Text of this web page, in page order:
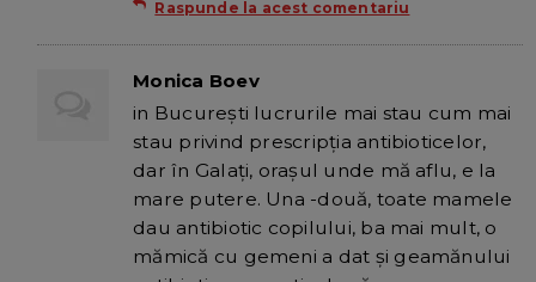
Raspunde la acest comentariu
Monica Boev
in Bucureşti lucrurile mai stau cum mai
stau privind prescripţia antibioticelor,
dar în Galaţi, oraşul unde mă aflu, e la
mare putere. Una -două, toate mamele
dau antibiotic copilului, ba mai mult, o
mămică cu gemeni a dat şi geamănului